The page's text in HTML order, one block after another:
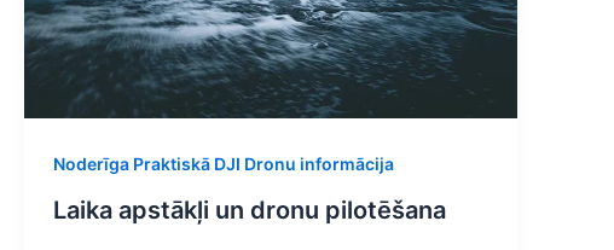
Noderīga Praktiskā DJI Dronu informācija
Laika apstākļi un dronu pilotēšana